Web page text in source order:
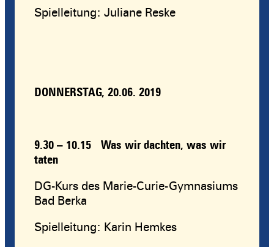
Spielleitung: Juliane Reske
DONNERSTAG, 20.06. 2019
9.30 – 10.15
Was wir dachten, was wir
taten
DG-Kurs des Marie-Curie-Gymnasiums
Bad Berka
Spielleitung: Karin Hemkes